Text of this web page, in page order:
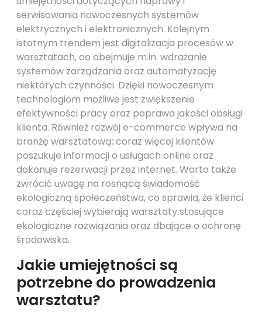
serwisowania nowoczesnych systemów
elektrycznych i elektronicznych. Kolejnym
istotnym trendem jest digitalizacja procesów w
warsztatach, co obejmuje m.in. wdrażanie
systemów zarządzania oraz automatyzację
niektórych czynności. Dzięki nowoczesnym
technologiom możliwe jest zwiększenie
efektywności pracy oraz poprawa jakości obsługi
klienta. Również rozwój e-commerce wpływa na
branżę warsztatową; coraz więcej klientów
poszukuje informacji o usługach online oraz
dokonuje rezerwacji przez internet. Warto także
zwrócić uwagę na rosnącą świadomość
ekologiczną społeczeństwa, co sprawia, że klienci
coraz częściej wybierają warsztaty stosujące
ekologiczne rozwiązania oraz dbające o ochronę
środowiska.
Jakie umiejętności są
potrzebne do prowadzenia
warsztatu?